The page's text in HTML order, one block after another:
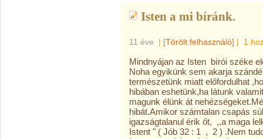
Isten a mi bíránk.
11 éve | [Törölt felhasználó] | 1
Mindnyájan az Isten bírói széke
Noha egyikünk sem akarja
természetünk miatt előfordulhat
hibában eshetünk,ha látunk
magunk élünk át
hibát.Amikor számtalan csapás
igazságtalanul érik őt, ,,a maga
Istent " ( Jób 32 : 1 , 2 ) .Nem